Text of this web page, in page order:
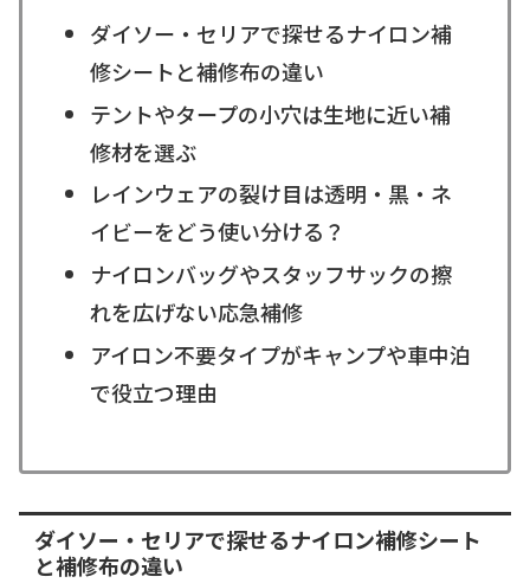
ダイソー・セリアで探せるナイロン補
修シートと補修布の違い
テントやタープの小穴は生地に近い補
修材を選ぶ
レインウェアの裂け目は透明・黒・ネ
イビーをどう使い分ける？
ナイロンバッグやスタッフサックの擦
れを広げない応急補修
アイロン不要タイプがキャンプや車中泊
で役立つ理由
ダイソー・セリアで探せるナイロン補修シート
と補修布の違い